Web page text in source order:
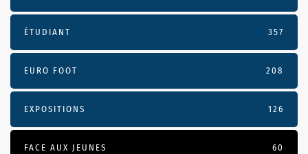
ÉTUDIANT 357
EURO FOOT 208
EXPOSITIONS 126
FACE AUX JEUNES 60